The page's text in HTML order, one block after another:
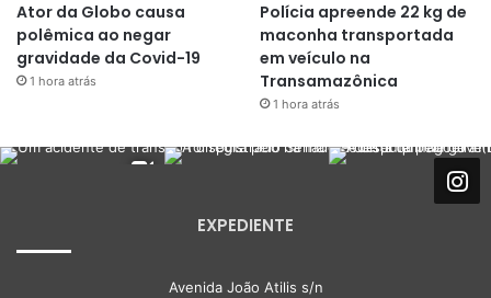
Ator da Globo causa
polêmica ao negar
gravidade da Covid-19
1 hora atrás
Polícia apreende 22 kg de
maconha transportada
em veículo na
Transamazônica
1 hora atrás
EXPEDIENTE
Avenida João Atilis s/n